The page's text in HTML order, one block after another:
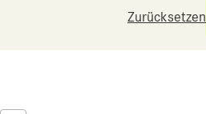
Zurücksetzen